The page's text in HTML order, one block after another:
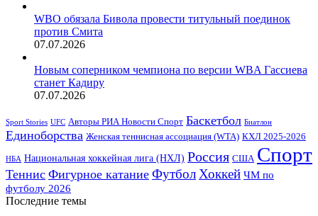
WBO обязала Бивола провести титульный поединок
против Смита
07.07.2026
Новым соперником чемпиона по версии WBA Гассиева
станет Кадиру
07.07.2026
Sport Stories UFC Авторы РИА Новости Спорт Баскетбол Биатлон
Единоборства Женская теннисная ассоциация (WTA) КХЛ 2025-2026
НБА Национальная хоккейная лига (НХЛ) Россия США Спорт
Теннис Фигурное катание Футбол Хоккей ЧМ по
футболу 2026
Последние темы